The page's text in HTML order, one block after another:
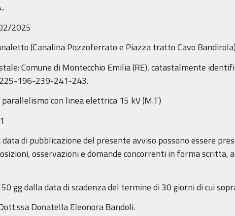
2025
(Canalina Pozzoferrato e Piazza tratto Cavo Bandirola)
Comune di Montecchio Emilia (RE), catastalmente
196-239-241-243.
con linea elettrica 15 kV (M.T)
di pubblicazione del presente avviso possono essere
osservazioni e domande concorrenti in forma scritta,
gg dalla data di scadenza del termine di 30 giorni di cui
Donatella Eleonora Bandoli.